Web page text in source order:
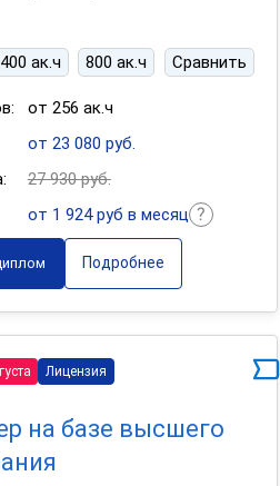
400 ак.ч 800 ак.ч Сравнить
от 256 ак.ч
от 23 080 руб.
27 930 руб.
от 1 924 руб в месяц
Подробнее
Лицензия
на базе высшего